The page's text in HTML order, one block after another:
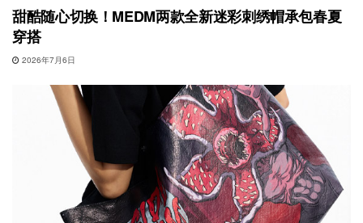
甜酷随心切换！MEDM两款全新迷彩刺绣帽承包春夏
穿搭
2026年7月6日